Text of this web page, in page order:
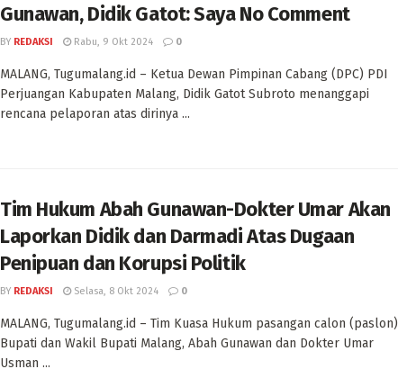
Gunawan, Didik Gatot: Saya No Comment
BY REDAKSI Rabu, 9 Okt 2024 0
MALANG, Tugumalang.id – Ketua Dewan Pimpinan Cabang (DPC) PDI
Perjuangan Kabupaten Malang, Didik Gatot Subroto menanggapi
rencana pelaporan atas dirinya ...
Tim Hukum Abah Gunawan-Dokter Umar Akan
Laporkan Didik dan Darmadi Atas Dugaan
Penipuan dan Korupsi Politik
BY REDAKSI Selasa, 8 Okt 2024 0
MALANG, Tugumalang.id – Tim Kuasa Hukum pasangan calon (paslon)
Bupati dan Wakil Bupati Malang, Abah Gunawan dan Dokter Umar
Usman ...